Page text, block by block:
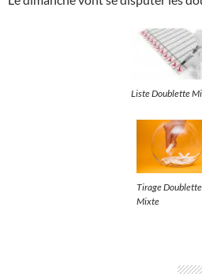
Liste Doublette
Tirage Doublette
Mixte